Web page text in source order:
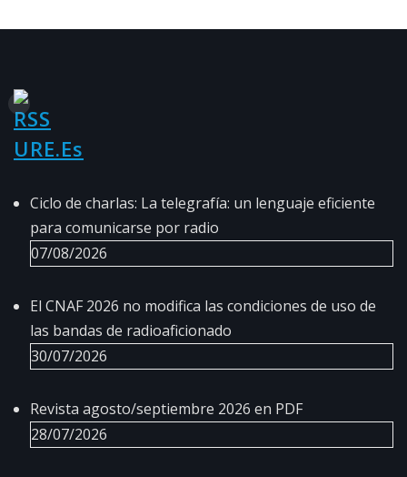
URE.es
Ciclo de charlas: La telegrafía: un lenguaje eficiente
para comunicarse por radio
07/08/2026
El CNAF 2026 no modifica las condiciones de uso de
las bandas de radioaficionado
30/07/2026
Revista agosto/septiembre 2026 en PDF
28/07/2026